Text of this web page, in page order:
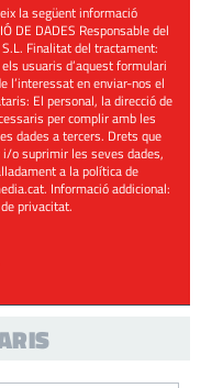
la següent informació
DE DADES Responsable del
Finalitat del tractament:
usuaris d’aquest formulari
l’interessat en enviar-nos el
El personal, la direcció de
per complir amb les
dades a tercers. Drets que
i/o suprimir les seves dades,
a la política de
. Informació addicional:
privacitat.